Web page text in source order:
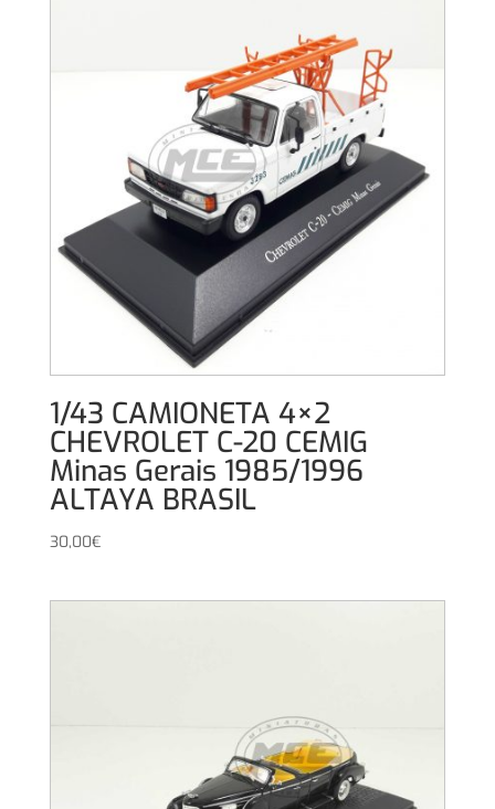
1/43 CAMIONETA 4×2
CHEVROLET C-20 CEMIG
Minas Gerais 1985/1996
ALTAYA BRASIL
30,00€